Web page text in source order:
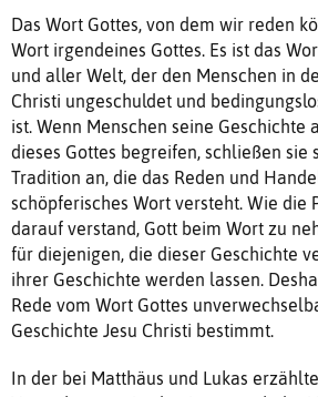
Das Wort Gottes, von dem wir reden
Wort irgendeines Gottes. Es ist das
und aller Welt, der den Menschen in
Christi ungeschuldet und
ist. Wenn Menschen seine Geschichte
dieses Gottes begreifen, schließen sie
Tradition an, die das Reden und
schöpferisches Wort versteht. Wie die
darauf verstand, Gott beim Wort zu
für diejenigen, die dieser Geschichte
ihrer Geschichte werden lassen.
Rede vom Wort Gottes
Geschichte Jesu Christi bestimmt.
In der bei Matthäus und Lukas